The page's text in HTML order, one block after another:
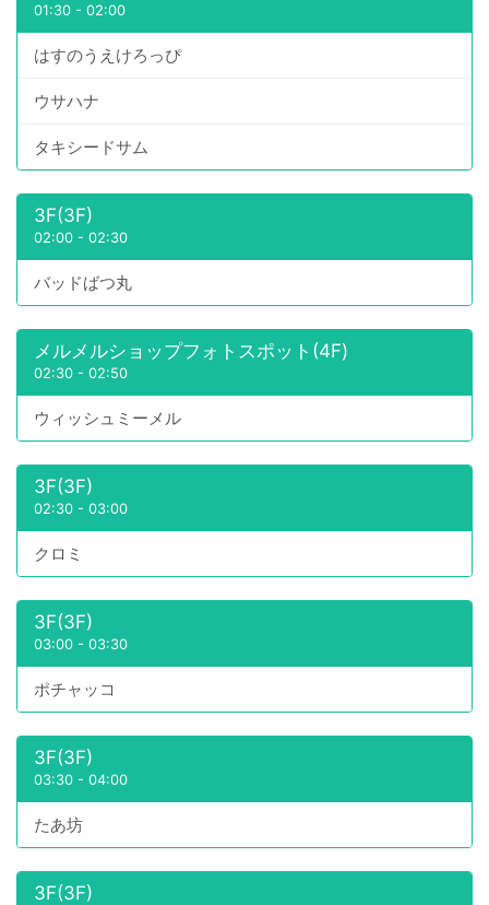
01:30 - 02:00
はすのうえけろっぴ
ウサハナ
タキシードサム
3F(3F)
02:00 - 02:30
バッドばつ丸
メルメルショップフォトスポット(4F)
02:30 - 02:50
ウィッシュミーメル
3F(3F)
02:30 - 03:00
クロミ
3F(3F)
03:00 - 03:30
ポチャッコ
3F(3F)
03:30 - 04:00
たあ坊
3F(3F)